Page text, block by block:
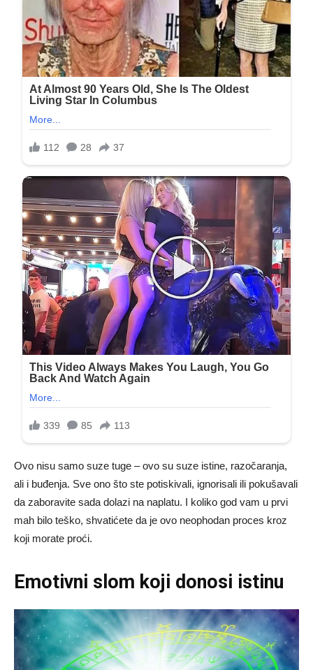
Ovo nisu samo suze tuge – ovo su suze istine, razočaranja,
ali i buđenja. Sve ono što ste potiskivali, ignorisali ili pokušavali
da zaboravite sada dolazi na naplatu. I koliko god vam u prvi
mah bilo teško, shvatićete da je ovo neophodan proces kroz
koji morate proći.
Emotivni slom koji donosi istinu